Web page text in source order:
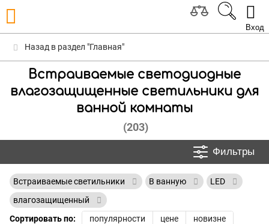
Вход
Назад в раздел "Главная"
Встраиваемые светодиодные
влагозащищенные светильники для
ванной комнаты
(203)
Фильтры
Встраиваемые светильники В ванную
LED
влагозащищенный
Сортировать по:
популярности цене новизне